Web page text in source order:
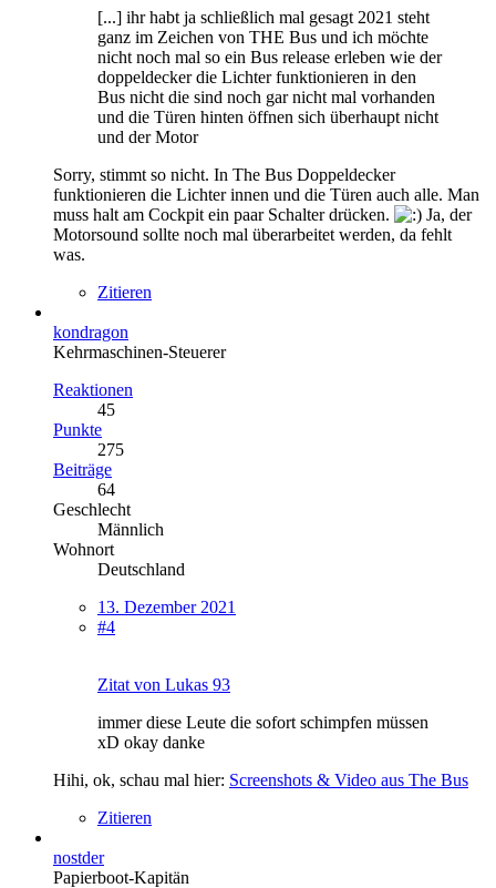
[...] ihr habt ja schließlich mal gesagt 2021 steht
ganz im Zeichen von THE Bus und ich möchte
nicht noch mal so ein Bus release erleben wie der
doppeldecker die Lichter funktionieren in den
Bus nicht die sind noch gar nicht mal vorhanden
und die Türen hinten öffnen sich überhaupt nicht
und der Motor
Sorry, stimmt so nicht. In The Bus Doppeldecker
funktionieren die Lichter innen und die Türen auch alle. Man
muss halt am Cockpit ein paar Schalter drücken.
Ja, der
Motorsound sollte noch mal überarbeitet werden, da fehlt
was.
Zitieren
kondragon
Kehrmaschinen-Steuerer
Reaktionen
45
Punkte
275
Beiträge
64
Geschlecht
Männlich
Wohnort
Deutschland
13. Dezember 2021
#4
Zitat von Lukas 93
immer diese Leute die sofort schimpfen müssen
xD okay danke
Hihi, ok, schau mal hier: Screenshots & Video aus The Bus
Zitieren
nostder
Papierboot-Kapitän